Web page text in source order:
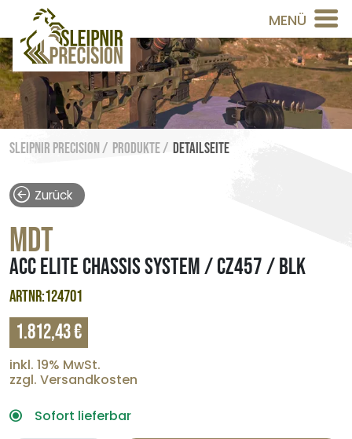
MENÜ
Sleipnir Precision / Produkte / Detailseite
Zurück
MDT
ACC ELITE CHASSIS SYSTEM / CZ457 / BLK
ARTNR:124701
1.812,43 €
inkl. 19% MwSt.
zzgl. Versandkosten
Sofort lieferbar